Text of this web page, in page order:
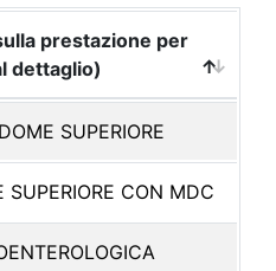
prestazione per
dettaglio)
SUPERIORE
SUPERIORE CON MDC